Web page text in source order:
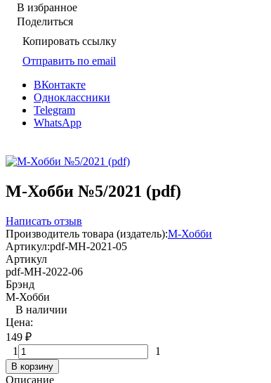
В избранное
Поделиться
Копировать ссылку
Отправить по email
ВКонтакте
Одноклассники
Telegram
WhatsApp
М-Хобби №5/2021 (pdf)
Написать отзыв
Производитель товара (издатель):М-Хобби
Артикул:pdf-MH-2021-05
Артикул
pdf-MH-2022-06
Брэнд
М-Хобби
В наличии
Цена:
149 ₽
1
1
В корзину
Описание